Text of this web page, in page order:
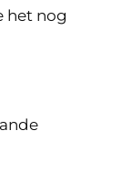
het nog